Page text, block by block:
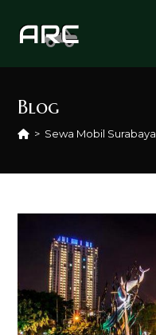
Blog
> Sewa Mobil Surabaya